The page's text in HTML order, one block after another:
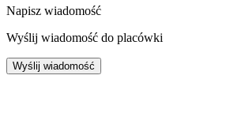
Napisz wiadomość
Wyślij wiadomość do placówki
Wyślij wiadomość